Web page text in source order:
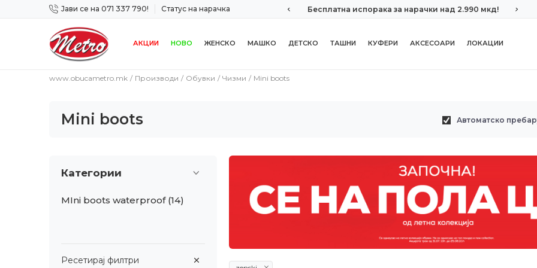
Јави се на 071 337 790! Статус на нарачка
Сигурно плаќање со платежна картичка! Бесплатна испорака за нарачки над 2.990 мкд!
АКЦИИ НОВО ЖЕНСКО МАШКО ДЕТСКО ТАШНИ КУФЕРИ АКСЕСОАРИ ЛОКАЦИИ
www.obucametro.mk Производи Обувки Чизми Mini boots
Mini boots Автоматско
Категории
MIni boots waterproof (14)
Ресетирај филтри